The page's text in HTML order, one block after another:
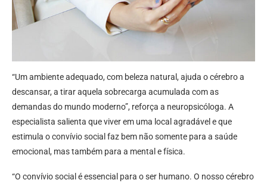
“Um ambiente adequado, com beleza natural, ajuda o cérebro a
descansar, a tirar aquela sobrecarga acumulada com as
demandas do mundo moderno”, reforça a neuropsicóloga. A
especialista salienta que viver em uma local agradável e que
estimula o convívio social faz bem não somente para a saúde
emocional, mas também para a mental e física.
“O convívio social é essencial para o ser humano. O nosso cérebro